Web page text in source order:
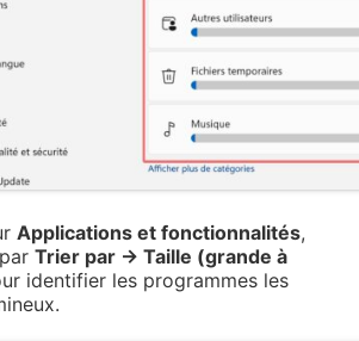
Applications et fonctionnalités,
Trier par → Taille (grande à
identifier les programmes les